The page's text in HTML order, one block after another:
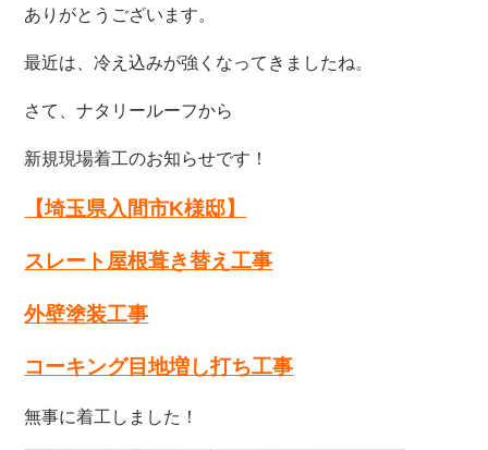
ありがとうございます。
最近は、冷え込みが強くなってきましたね。
さて、ナタリールーフから
新規現場着工のお知らせです！
【埼玉県入間市K様邸】
スレート屋根葺き替え工事
外壁塗装工事
コーキング目地増し打ち工事
無事に着工しました！